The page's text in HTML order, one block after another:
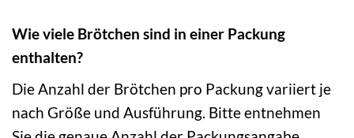
Wie viele Brötchen sind in einer Packung
enthalten?
Die Anzahl der Brötchen pro Packung variiert je
nach Größe und Ausführung. Bitte entnehmen